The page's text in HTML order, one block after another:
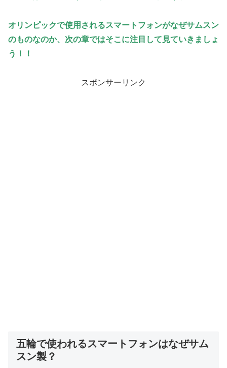
オリンピックで使用されるスマートフォンがなぜサムスン
のものなのか、次の章ではそこに注目して見ていきましょ
う！！
スポンサーリンク
五輪で使われるスマートフォンはなぜサム
スン製？